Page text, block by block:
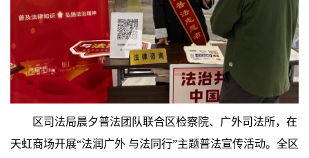
区司法局晨夕普法团队联合区检察院、广外司法所，在
天虹商场开展“法润广外 与法同行”主题普法宣传活动。 全区